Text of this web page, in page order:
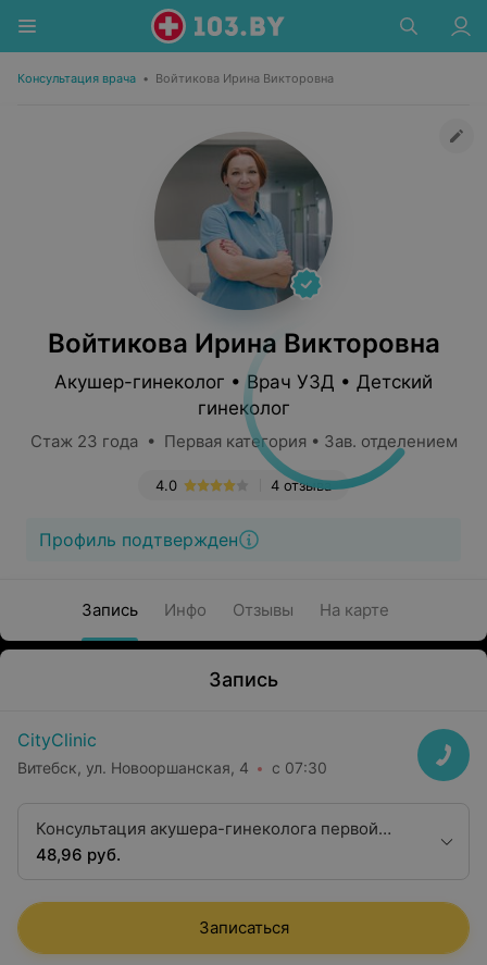
Консультация врача • Войтикова Ирина Викторовна
Войтикова Ирина Викторовна
Акушер-гинеколог • Врач УЗД • Детский
гинеколог
Стаж 23 года • Первая категория • Зав. отделением
4 отзыва
4.0
Профиль подтвержден
Запись Инфо Отзывы На карте
Запись
CityClinic
Витебск, ул. Новооршанская, 4 с 07:30
Консультация акушера-гинеколога первой
квалификационной категории
48,96 руб.
Записаться